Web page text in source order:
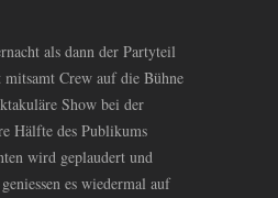
als dann der Partyteil
Crew auf die Bühne
Show bei der
Hälfte des Publikums
wird geplaudert und
es wiedermal auf